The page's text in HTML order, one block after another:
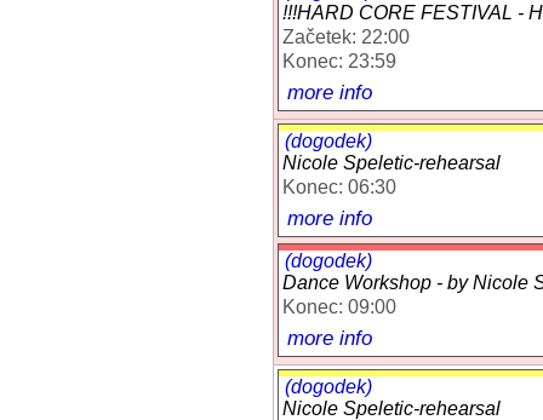
!!!HARD CORE FESTIVAL -
Začetek: 22:00
Konec: 23:59
more info
(dogodek)
Nicole Speletic-rehearsal
Konec: 06:30
more info
(dogodek)
Dance Workshop - by Nicole
Konec: 09:00
more info
(dogodek)
Nicole Speletic-rehearsal